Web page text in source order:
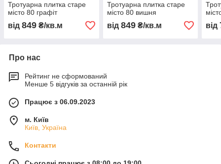
Тротуарна плитка старе
місто 80 графіт
від 849 ₴/кв.м
Тротуарна плитка старе
місто 80 вишня
від 849₴/кв.м від
Про нас
Рейтинг не сформований
Менше 5 відгуків за останній рік
Працює з 06.09.2023
м. Київ
Київ, Україна
Контакти